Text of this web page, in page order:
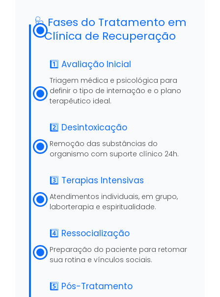
🩺 Fases do Tratamento em
Clínica de Recuperação
1️⃣ Avaliação Inicial
Triagem médica e psicológica para
definir o tipo de internação e o plano
terapêutico ideal.
2️⃣ Desintoxicação
Remoção das substâncias do
organismo com suporte clínico 24h.
3️⃣ Terapias Intensivas
Atendimentos individuais, em grupo,
laborterapia e espiritualidade.
4️⃣ Ressocialização
Preparação do paciente para retomar
sua rotina e vínculos sociais.
5️⃣ Pós-Tratamento